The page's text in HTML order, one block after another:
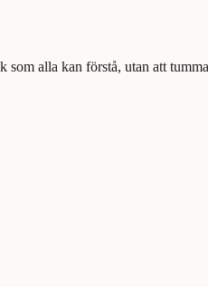
alla kan förstå, utan att